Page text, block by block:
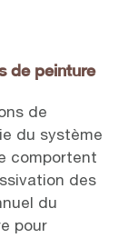
de peinture
de
du système
comportent
des
du
pour